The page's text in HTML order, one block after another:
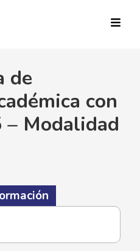
de
con
– Modalidad